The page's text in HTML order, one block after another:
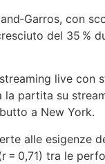
con
del 35 %
live con
la partita su
a New York.
alle esigenze
0,71) tra le